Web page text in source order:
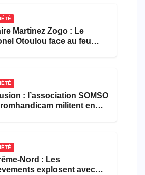
Martinez Zogo : Le
Otoulou face au feu
: l’association SOMSO
militent en
Nord : Les
explosent avec